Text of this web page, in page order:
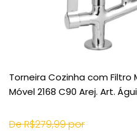
Torneira Cozinha com Filtro
Móvel 2168 C90 Arej. Art.
De R$279,99 por